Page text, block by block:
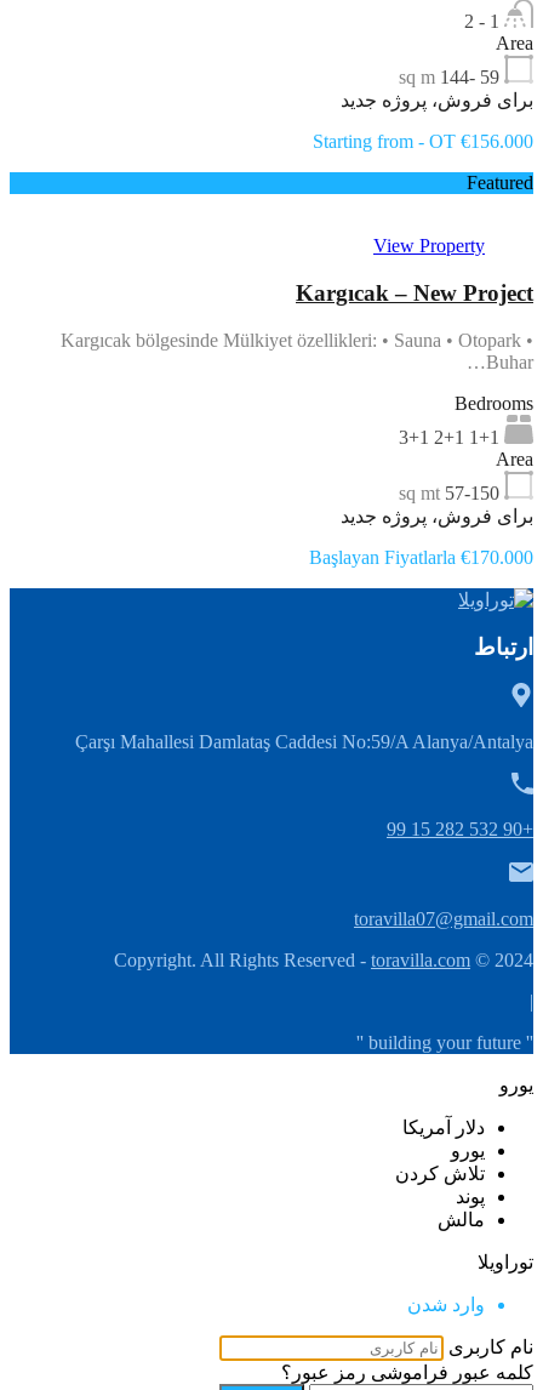
1 - 2
Area
59 -144
sq m
برای فروش، پروژه جدید
Starting from - OT €156.000
Featured
View Property
Kargıcak – New Project
Kargıcak bölgesinde Mülkiyet özellikleri: • Sauna • Otopark •
Buhar…
Bedrooms
1+1 2+1 3+1
Area
57-150
sq mt
برای فروش، پروژه جدید
Başlayan Fiyatlarla €170.000
ارتباط
Çarşı Mahallesi Damlataş Caddesi No:59/A Alanya/Antalya
+90 532 282 15 99
toravilla07@gmail.com
2024 © Copyright. All Rights Reserved -
toravilla.com
|
'' building your future ''
یورو
دلار آمریکا
یورو
تلاش كردن
پوند
مالش
توراویلا
وارد شدن
نام کاربری
کلمه عبور فراموشی رمز عبور؟